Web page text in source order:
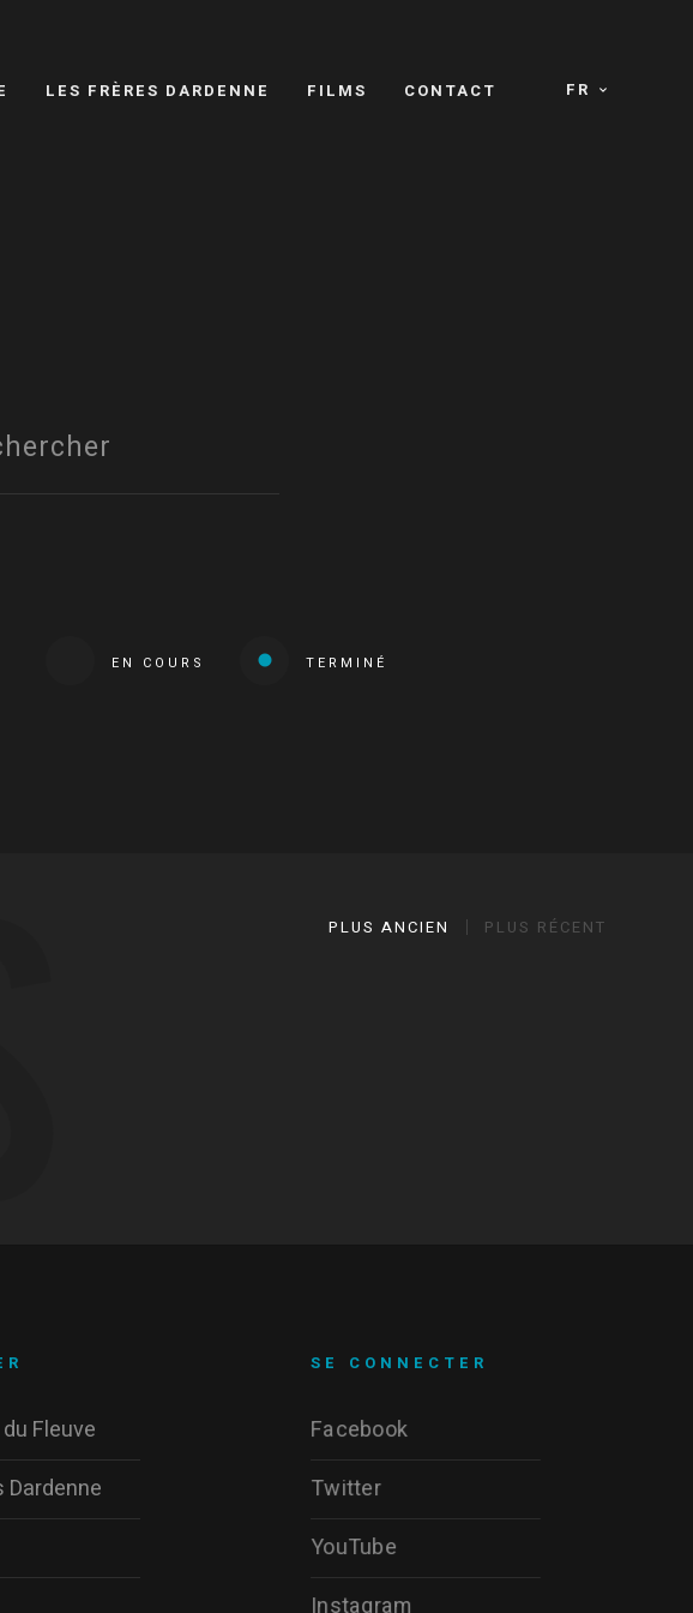
FR
LES FRÈRES DARDENNE FILMS CONTACT
EN COURS TERMINÉ
PLUS ANCIEN PLUS RÉCENT
SE CONNECTER
Facebook
Twitter
YouTube
Instagram
Fleuve